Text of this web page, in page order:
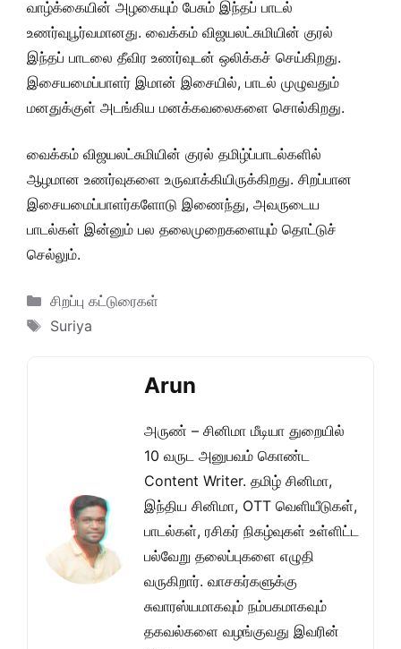
வாழ்க்கையின் அழகையும் பேசும் இந்தப் பாடல்
உணர்வுபூர்வமானது. வைக்கம் விஜயலட்சுமியின் குரல்
இந்தப் பாடலை தீவிர உணர்வுடன் ஒலிக்கச் செய்கிறது.
இசையமைப்பாளர் இமான் இசையில், பாடல் முழுவதும்
மனதுக்குள் அடங்கிய மனக்கவலைகளை சொல்கிறது.
வைக்கம் விஜயலட்சுமியின் குரல் தமிழ்ப்பாடல்களில்
ஆழமான உணர்வுகளை உருவாக்கியிருக்கிறது. சிறப்பான
இசையமைப்பாளர்களோடு இணைந்து, அவருடைய
பாடல்கள் இன்னும் பல தலைமுறைகளையும் தொட்டுச்
செல்லும்.
Categories
சிறப்பு கட்டுரைகள்
Tags
Suriya
Arun
அருண் – சினிமா மீடியா துறையில்
10 வருட அனுபவம் கொண்ட
Content Writer. தமிழ் சினிமா,
இந்திய சினிமா, OTT வெளியீடுகள்,
பாடல்கள், ரசிகர் நிகழ்வுகள் உள்ளிட்ட
பல்வேறு தலைப்புகளை எழுதி
வருகிறார். வாசகர்களுக்கு
சுவாரஸ்யமாகவும் நம்பகமாகவும்
தகவல்களை வழங்குவது இவரின்